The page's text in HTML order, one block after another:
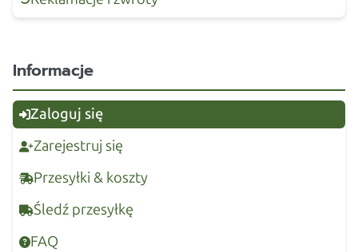
Informacje
Zaloguj się
Zarejestruj się
Przesyłki & koszty
Śledź przesyłkę
FAQ